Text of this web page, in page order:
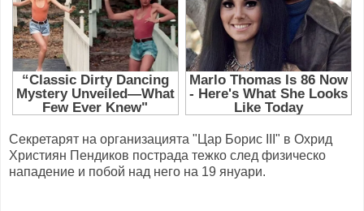
Секретарят на организацията "Цар Борис III" в Охрид
Християн Пендиков пострада тежко след физическо
нападение и побой над него на 19 януари.